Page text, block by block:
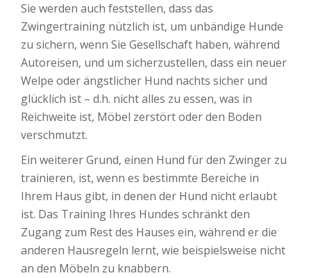
Sie werden auch feststellen, dass das
Zwingertraining nützlich ist, um unbändige Hunde
zu sichern, wenn Sie Gesellschaft haben, während
Autoreisen, und um sicherzustellen, dass ein neuer
Welpe oder ängstlicher Hund nachts sicher und
glücklich ist – d.h. nicht alles zu essen, was in
Reichweite ist, Möbel zerstört oder den Boden
verschmutzt.
Ein weiterer Grund, einen Hund für den Zwinger zu
trainieren, ist, wenn es bestimmte Bereiche in
Ihrem Haus gibt, in denen der Hund nicht erlaubt
ist. Das Training Ihres Hundes schränkt den
Zugang zum Rest des Hauses ein, während er die
anderen Hausregeln lernt, wie beispielsweise nicht
an den Möbeln zu knabbern.